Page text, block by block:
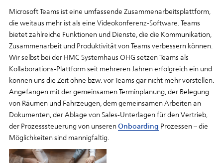
Microsoft Teams ist eine umfassende Zusammenarbeitsplattform,
die weitaus mehr ist als eine Videokonferenz-Software. Teams
bietet zahlreiche Funktionen und Dienste, die die Kommunikation,
Zusammenarbeit und Produktivität von Teams verbessern können.
Wir selbst bei der HMC Systemhaus OHG setzen Teams als
Kollaborations-Plattform seit mehreren Jahren erfolgreich ein und
können uns die Zeit ohne bzw. vor Teams gar nicht mehr vorstellen.
Angefangen mit der gemeinsamen Terminplanung, der Belegung
von Räumen und Fahrzeugen, dem gemeinsamen Arbeiten an
Dokumenten, der Ablage von Sales-Unterlagen für den Vertrieb,
der Prozesssteuerung von unserenOnboarding Prozessen – die
Möglichkeiten sind mannigfaltig.